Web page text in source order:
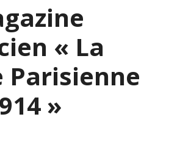
« La
Parisienne
»